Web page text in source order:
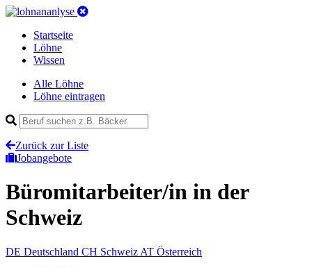
Startseite
Löhne
Wissen
Alle Löhne
Löhne eintragen
Zurück zur Liste
Jobangebote
Büromitarbeiter/in in der
Schweiz
DE Deutschland CH Schweiz AT Österreich